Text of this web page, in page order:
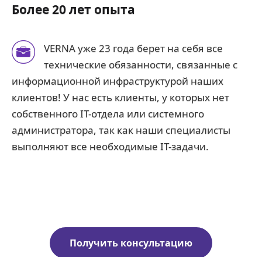
Более 20 лет опыта
VERNA уже 23 года берет на себя все
технические обязанности, связанные с
информационной инфраструктурой наших
клиентов! У нас есть клиенты, у которых нет
собственного IT-отдела или системного
администратора, так как наши специалисты
выполняют все необходимые IT-задачи.
Получить консультацию